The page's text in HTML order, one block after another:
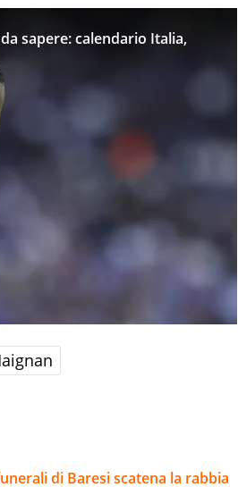
sapere: calendario Italia,
di Baresi scatena la rabbia